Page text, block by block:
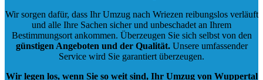
Wir sorgen dafür, dass Ihr Umzug nach Wriezen reibungslos verläuft
und alle Ihre Sachen sicher und unbeschadet an Ihrem
Bestimmungsort ankommen. Überzeugen Sie sich selbst von den
günstigen Angeboten und der Qualität.Unsere umfassender
Service wird Sie garantiert überzeugen.
Wir legen los, wenn Sie so weit sind, Ihr Umzug von Wuppertal